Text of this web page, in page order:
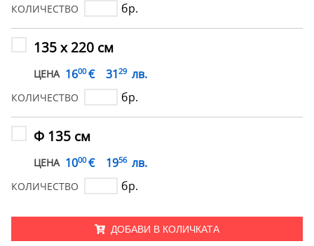
КОЛИЧЕСТВО бр.
135 х 220 см
ЦЕНА 1600 € 3129 лв.
КОЛИЧЕСТВО бр.
Ф 135 см
ЦЕНА 1000 € 1956 лв.
КОЛИЧЕСТВО бр.
ДОБАВИ В КОЛИЧКАТА